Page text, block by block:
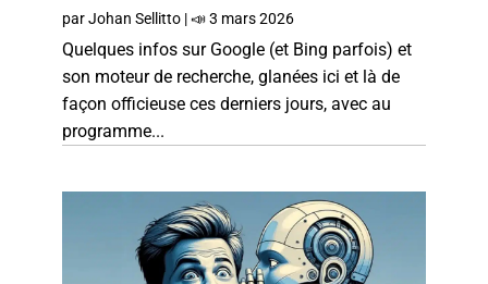
parJohan Sellitto|📣 3 mars 2026
Quelques infos sur Google (et Bing parfois) et
son moteur de recherche, glanées ici et là de
façon officieuse ces derniers jours, avec au
programme...